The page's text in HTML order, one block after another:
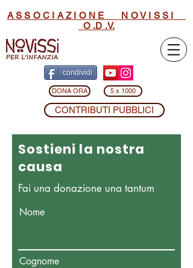
A S S O C I A Z I O N E N O V I S S I
O .D .V.
condividi
DONA ORA 5 x 1000
CONTRIBUTI PUBBLICI
Sostieni la nostra
causa
Fai una donazione una tantum
Nome
Cognome